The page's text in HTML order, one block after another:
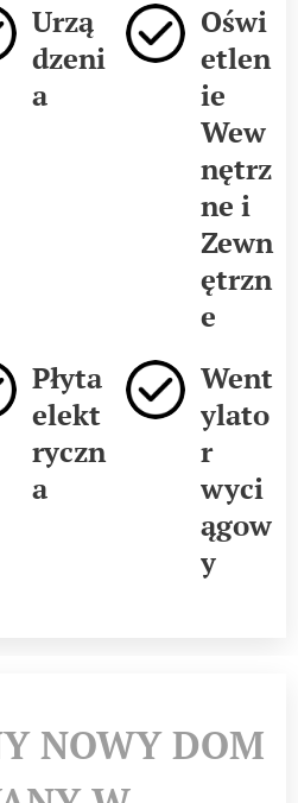
Urzą
dzeni
a
Oświ
etlen
ie
Wew
nętrz
ne i
Zewn
ętrzn
e
Płyta
elekt
ryczn
a
Went
ylato
r
wyci
ągow
y
NOWY DOM